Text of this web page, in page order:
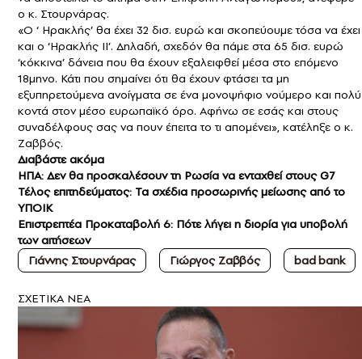
ο κ. Στουρνάρας.
«Ο ‘ Ηρακλής’ θα έχει 32 δισ. ευρώ και σκοπεύουμε τόσα να έχει
και ο ‘Ηρακλής ΙΙ’. Δηλαδή, σχεδόν θα πάμε στα 65 δισ. ευρώ
‘κόκκινα’ δάνεια που θα έχουν εξαλειφθεί μέσα στο επόμενο
18μηνο. Κάτι που σημαίνει ότι θα έχουν φτάσει τα μη
εξυπηρετούμενα ανοίγματα σε ένα μονοψήφιο νούμερο και πολύ
κοντά στον μέσο ευρωπαϊκό όρο. Αφήνω σε εσάς και στους
συναδέλφους σας να πουν έπειτα το τι απομένει», κατέληξε ο κ.
Ζαββός.
Διαβάστε ακόμα
ΗΠΑ: Δεν θα προσκαλέσουν τη Ρωσία να ενταχθεί στους G7
Τέλος επιτηδεύματος: Τα σχέδια προσωρινής μείωσης από το
ΥΠΟΙΚ
Επιστρεπτέα Προκαταβολή 6: Πότε λήγει η διορία για υποβολή
των αιτήσεων
Γιάννης Στουρνάρας
Γιώργος Ζαββός bad bank
ΣXETIKA NEA